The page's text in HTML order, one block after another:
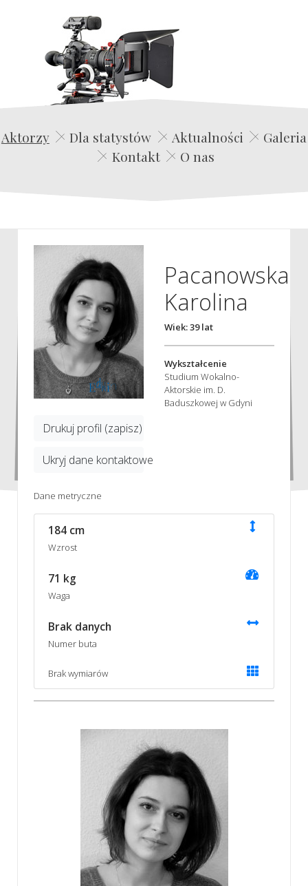
Edwin Film Agencja Aktorska
Aktorzy Dla statystów Aktualności
Galeria
Kontakt
O nas
Drukuj profil (zapisz)
Ukryj dane kontaktowe
Pacanowska
Karolina
Wiek: 39 lat
Wykształcenie
Studium Wokalno-
Aktorskie im. D.
Baduszkowej w Gdyni
Dane metryczne
184 cm
Wzrost
71 kg
Waga
Brak danych
Numer buta
Brak wymiarów